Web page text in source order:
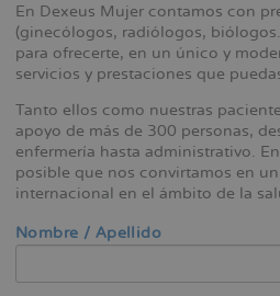
a
la
navegación
En Dexeus Mujer contamos con
(ginecólogos, radiólogos,
para ofrecerte, en un único y
servicios y prestaciones que
Tanto ellos como nuestras
apoyo de más de 300 personas,
enfermería hasta administrativo.
posible que nos convirtamos en
internacional en el ámbito de la
Nombre / Apellido